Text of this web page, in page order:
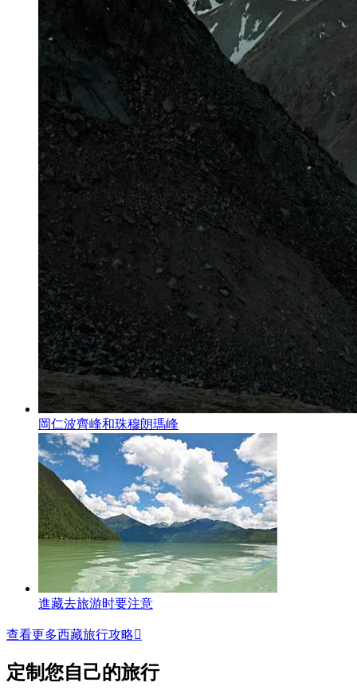
岡仁波齊峰和珠穆朗瑪峰
進藏去旅游时要注意
查看更多西藏旅行攻略
定制您自己的旅行